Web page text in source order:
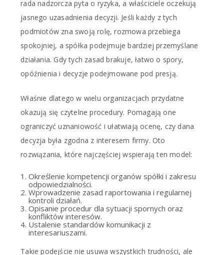
rada nadzorcza pyta o ryzyka, a właściciele oczekują
jasnego uzasadnienia decyzji. Jeśli każdy z tych
podmiotów zna swoją rolę, rozmowa przebiega
spokojniej, a spółka podejmuje bardziej przemyślane
działania. Gdy tych zasad brakuje, łatwo o spory,
opóźnienia i decyzje podejmowane pod presją.
Właśnie dlatego w wielu organizacjach przydatne
okazują się czytelne procedury. Pomagają one
ograniczyć uznaniowość i ułatwiają ocenę, czy dana
decyzja była zgodna z interesem firmy. Oto
rozwiązania, które najczęściej wspierają ten model:
Określenie kompetencji organów spółki i zakresu
odpowiedzialności.
Wprowadzenie zasad raportowania i regularnej
kontroli działań.
Opisanie procedur dla sytuacji spornych oraz
konfliktów interesów.
Ustalenie standardów komunikacji z
interesariuszami.
Takie podejście nie usuwa wszystkich trudności, ale